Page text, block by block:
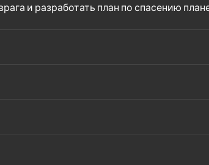
и разработать план по спасению